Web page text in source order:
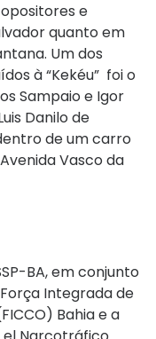
e
quanto em
Um dos
à “Kekéu” foi o
Sampaio e Igor
Danilo de
de um carro
Vasco da
BA, em conjunto
Integrada de
Bahia e a